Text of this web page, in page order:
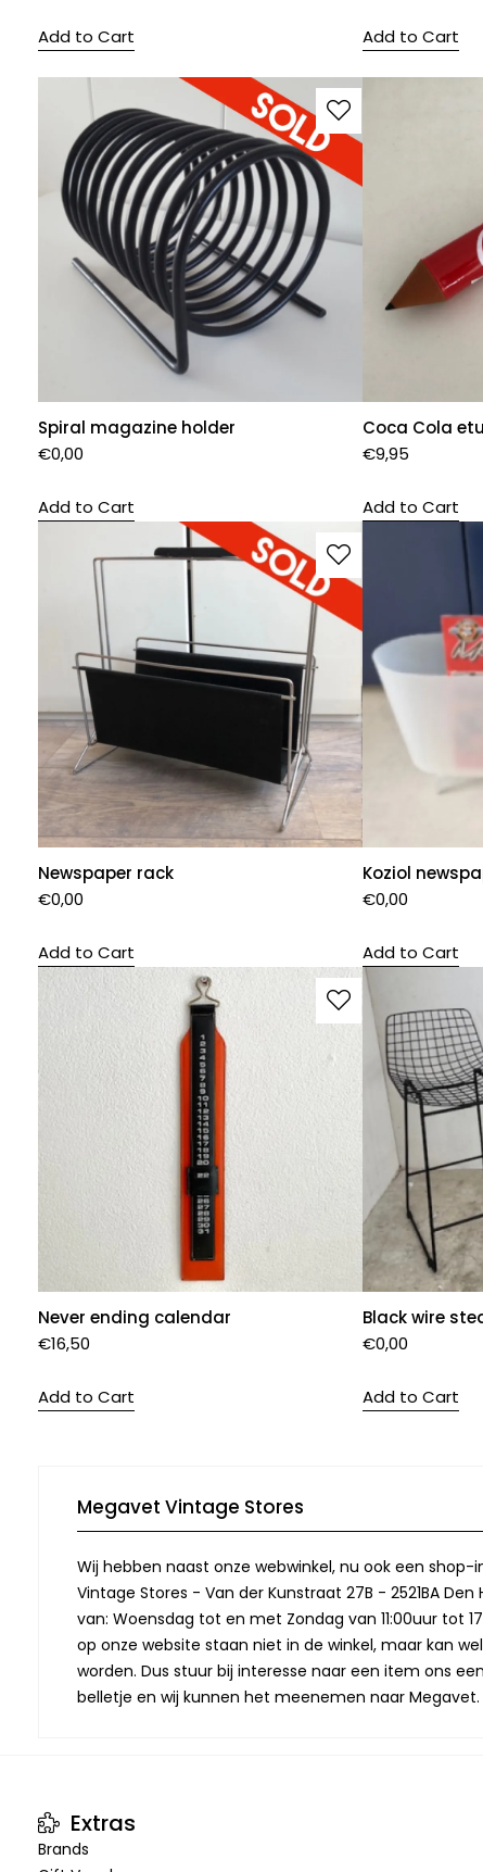
Add to Cart Add to Cart
Spiral magazine holder
€0,00
Add to Cart
Coca Cola
€9,95
Add to Cart
Newspaper rack
€0,00
Add to Cart
Koziol
€0,00
Add to Cart
Never ending calendar
€16,50
Add to Cart
Black wire
€0,00
Add to Cart
Megavet Vintage Stores
Wij hebben naast onze webwinkel, nu ook een shop-
Vintage Stores - Van der Kunstraat 27B - 2521BA Den
van: Woensdag tot en met Zondag van 11:00uur tot
op onze website staan niet in de winkel, maar kan
worden. Dus stuur bij interesse naar een item ons
belletje en wij kunnen het meenemen naar Megavet.
Extras
Brands